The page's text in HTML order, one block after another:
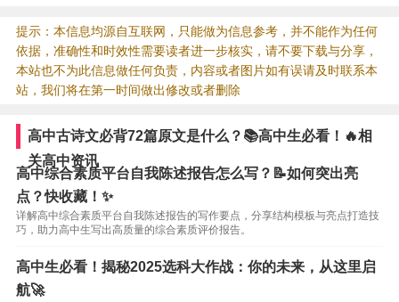
提示：本信息均源自互联网，只能做为信息参考，并不能作为任何
依据，准确性和时效性需要读者进一步核实，请不要下载与分享，
本站也不为此信息做任何负责，内容或者图片如有误请及时联系本
站，我们将在第一时间做出修改或者删除
高中古诗文必背72篇原文是什么？📚高中生必看！🔥相
关高中资讯
高中综合素质平台自我陈述报告怎么写？📝如何突出亮
点？快收藏！✨
详解高中综合素质平台自我陈述报告的写作要点，分享结构模板与亮点打造技
巧，助力高中生写出高质量的综合素质评价报告。
高中生必看！揭秘2025选科大作战：你的未来，从这里启
航🚀